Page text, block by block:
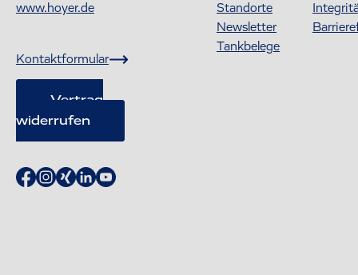
www.hoyer.de
Kontaktformular
Vertrag
widerrufen
Standorte
Newsletter
Tankbelege